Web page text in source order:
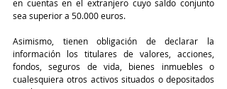
en cuentas en el extranjero cuyo saldo conjunto
sea superior a 50.000 euros.
Asimismo, tienen obligación de declarar la
información los titulares de valores, acciones,
fondos, seguros de vida, bienes inmuebles o
cualesquiera otros activos situados o depositados